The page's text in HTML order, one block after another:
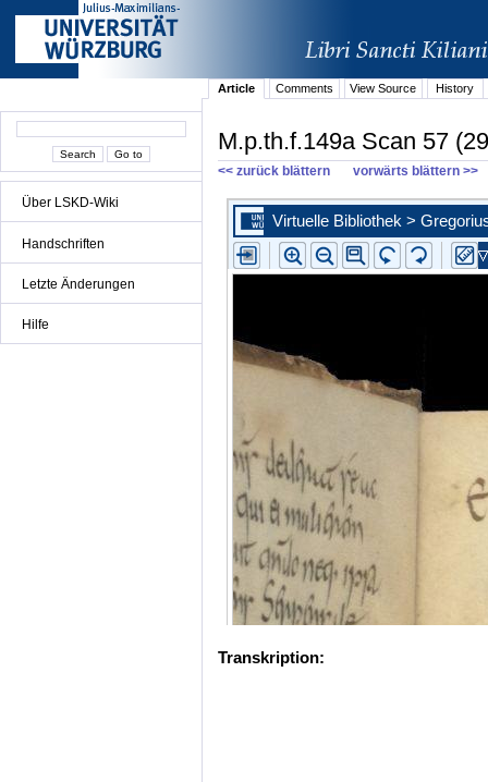
Über LSKD-Wiki
Handschriften
Letzte Änderungen
Hilfe
Article Comments View Source History
M.p.th.f.149a Scan 57
<< zurück blättern vorwärts blättern >>
Transkription: